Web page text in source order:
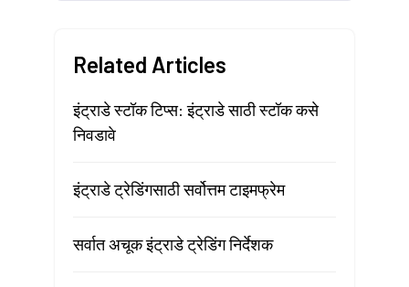
Related Articles
इंट्राडे स्टॉक टिप्स: इंट्राडे साठी स्टॉक कसे
निवडावे
इंट्राडे ट्रेडिंगसाठी सर्वोत्तम टाइमफ्रेम
सर्वात अचूक इंट्राडे ट्रेडिंग निर्देशक